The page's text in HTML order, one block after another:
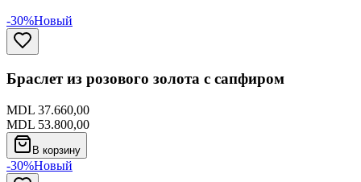
-30%Новый
Браслет из розового золота с сапфиром
MDL 37.660,00
MDL 53.800,00
В корзину
-30%Новый